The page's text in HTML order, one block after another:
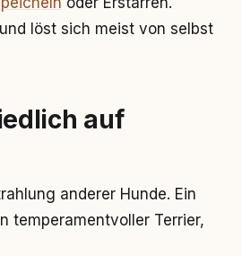
löst sich meist von selbst
auf
anderer Hunde. Ein
temperamentvoller Terrier,